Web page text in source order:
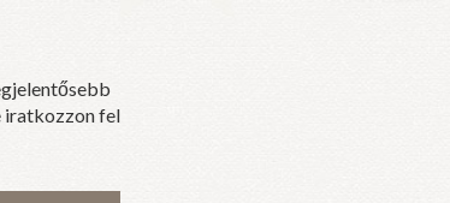
iratkozzon fel